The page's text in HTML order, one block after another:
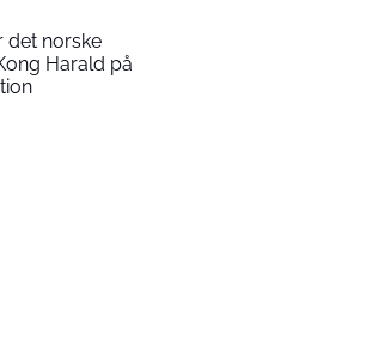
det norske
Harald på